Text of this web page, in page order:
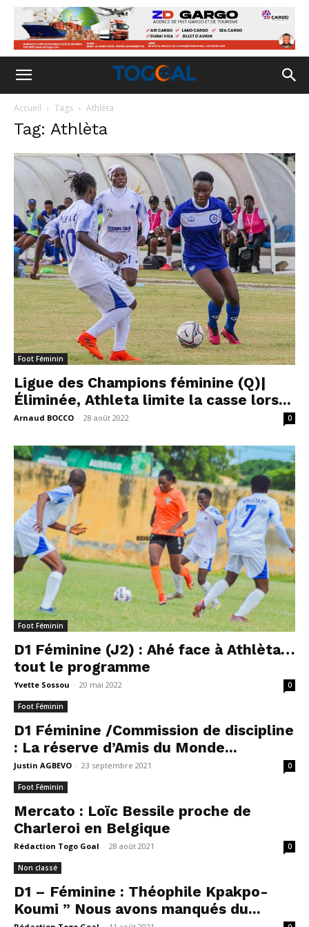
Accueil Tags Athlèta
Tag: Athlèta
Foot Féminin
Ligue des Champions féminine (Q)|
Éliminée, Athleta limite la casse lors...
Arnaud BOCCO - 28 août 2022 0
Foot Féminin
D1 Féminine (J2) : Ahé face à Athlèta…
tout le programme
Yvette Sossou - 20 mai 2022 0
Foot Féminin
D1 Féminine /Commission de discipline
: La réserve d’Amis du Monde...
Justin AGBEVO - 23 septembre 2021 0
Foot Féminin
Mercato : Loïc Bessile proche de
Charleroi en Belgique
Rédaction Togo Goal - 28 août 2021 0
Non classé
D1 – Féminine : Théophile Kpakpo-
Koumi ” Nous avons manqués du...